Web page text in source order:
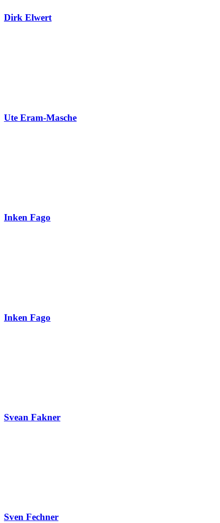
Dirk Elwert
Ute Eram-Masche
Inken Fago
Inken Fago
Svean Fakner
Sven Fechner